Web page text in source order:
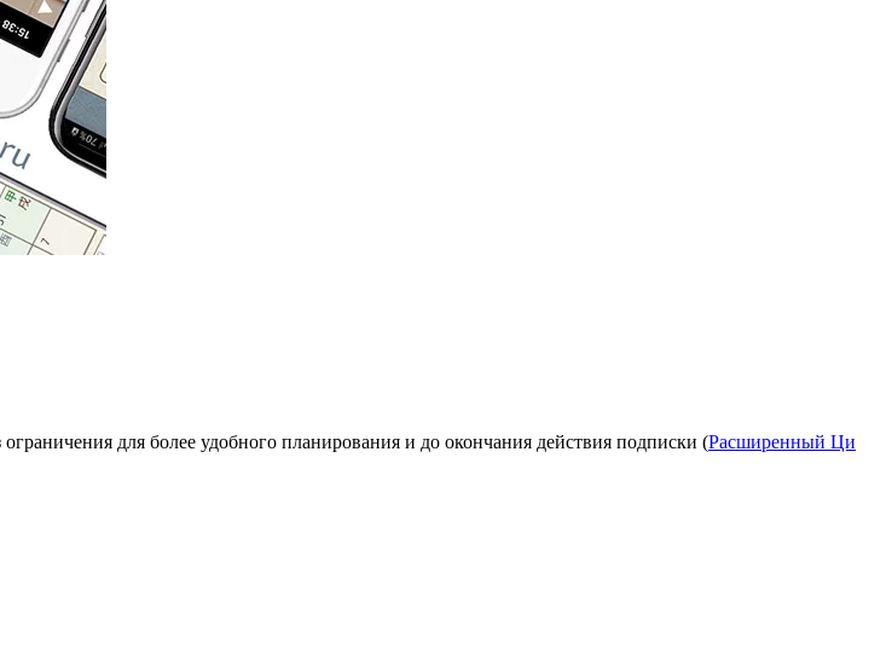
для более удобного планирования и до окончания действия подписки (Расширенный Ци